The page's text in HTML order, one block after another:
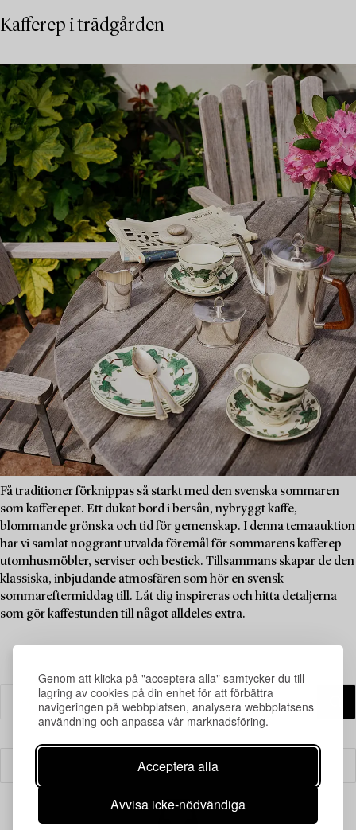
Genom att klicka på "acceptera alla" samtycker du till
lagring av cookies på din enhet för att förbättra
navigeringen på webbplatsen, analysera webbplatsens
användning och anpassa vår marknadsföring.
Acceptera alla
Avvisa icke-nödvändiga
Kafferep i trädgården
Få traditioner förknippas så starkt med den svenska sommaren
som kafferepet. Ett dukat bord i bersån, nybryggt kaffe,
blommande grönska och tid för gemenskap. I denna temaauktion
har vi samlat noggrant utvalda föremål för sommarens kafferep –
utomhusmöbler, serviser och bestick. Tillsammans skapar de den
klassiska, inbjudande atmosfären som hör en svensk
sommareftermiddag till. Låt dig inspireras och hitta detaljerna
som gör kaffestunden till något alldeles extra.
Filter